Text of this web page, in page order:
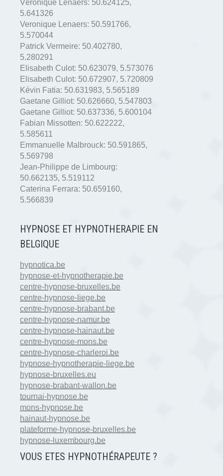
Véronique Lenaers: 50.624125,
5.641326
Veronique Lenaers: 50.591766,
5.570044
Patrick Vermeire: 50.402780,
5.280291
Elisabeth Culot: 50.623079, 5.573076
Elisabeth Culot: 50.672907, 5.720809
Kévin Fatia: 50.631983, 5.565189
Gaetane Gilliot: 50.626660, 5.547803
Gaetane Gilliot: 50.637336, 5.600104
Fabian Missotten: 50.622222,
5.585611
Emmanuelle Malbrouck: 50.591865,
5.569798
Jean-Philippe de Limbourg:
50.662135, 5.519112
Caterina Ferrara: 50.659160,
5.566839
HYPNOSE ET HYPNOTHERAPIE EN
BELGIQUE
hypnotica.be
hypnose-et-hypnotherapie.be
centre-hypnose-bruxelles.be
centre-hypnose-liege.be
centre-hypnose-brabant.be
centre-hypnose-namur.be
centre-hypnose-hainaut.be
centre-hypnose-mons.be
centre-hypnose-charleroi.be
hypnose-hypnotherapie-liege.be
hypnose-bruxelles.eu
hypnose-brabant-wallon.be
tournai-hypnose.be
mons-hypnose.be
hainaut-hypnose.be
plateforme-hypnose-bruxelles.be
hypnose-luxembourg.be
VOUS ETES HYPNOTHÉRAPEUTE ?